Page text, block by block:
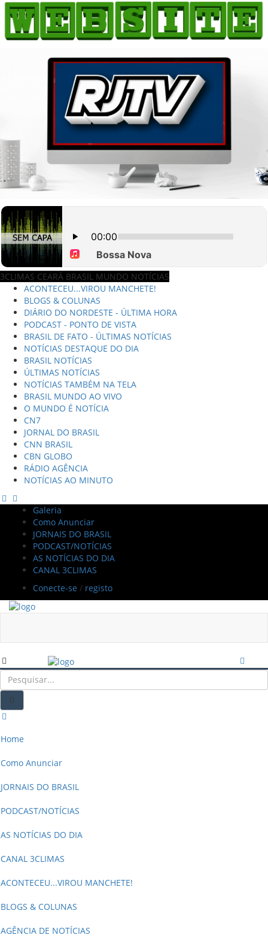
3CLIMAS CEARÁ BRASIL MUNDO NOTÍCIAS
ACONTECEU...VIROU MANCHETE!
BLOGS & COLUNAS
DIÁRIO DO NORDESTE - ÚLTIMA HORA
PODCAST - PONTO DE VISTA
BRASIL DE FATO - ÚLTIMAS NOTÍCIAS
NOTÍCIAS DESTAQUE DO DIA
BRASIL NOTÍCIAS
ÚLTIMAS NOTÍCIAS
NOTÍCIAS TAMBÉM NA TELA
BRASIL MUNDO AO VIVO
O MUNDO É NOTÍCIA
CN7
JORNAL DO BRASIL
CNN BRASIL
CBN GLOBO
RÁDIO AGÊNCIA
NOTÍCIAS AO MINUTO
Galeria
Como Anunciar
JORNAIS DO BRASIL
PODCAST/NOTÍCIAS
AS NOTÍCIAS DO DIA
CANAL 3CLIMAS
Conecte-se / registo
Home
Como Anunciar
JORNAIS DO BRASIL
PODCAST/NOTÍCIAS
AS NOTÍCIAS DO DIA
CANAL 3CLIMAS
ACONTECEU...VIROU MANCHETE!
BLOGS & COLUNAS
AGÊNCIA DE NOTÍCIAS